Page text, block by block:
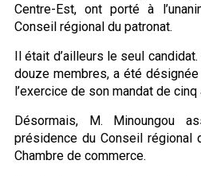
Centre-Est, ont porté à
Conseil régional du patronat.
Il était d’ailleurs le seul
douze membres, a été désignée
l’exercice de son mandat de cinq
Désormais, M. Minoungou
présidence du Conseil
Chambre de commerce.